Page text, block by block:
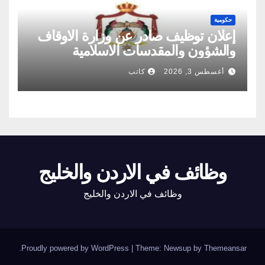
حكومية
إعلان توظيف صادر عن وزارة الاوقاف
والشؤون والمقدسات الاسلامية
أغسطس 3, 2026 كاتب
وظائف في الاردن والخليج
وظائف في الاردن والخليج
Proudly powered by WordPress | Theme: Newsup by Themeansar